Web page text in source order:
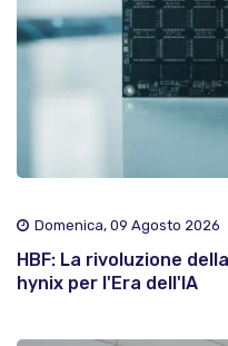
Domenica, 09 Agosto 2026
HBF: La rivoluzione
hynix per l'Era dell'IA